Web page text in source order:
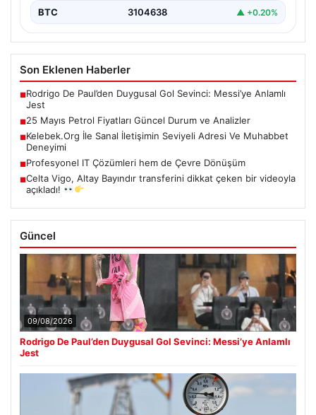
BTC 3104638 ▲ +0.20%
Son Eklenen Haberler
■Rodrigo De Paul’den Duygusal Gol Sevinci: Messi’ye Anlamlı
Jest
■25 Mayıs Petrol Fiyatları Güncel Durum ve Analizler
■Kelebek.Org İle Sanal İletişimin Seviyeli Adresi Ve Muhabbet
Deneyimi
■Profesyonel IT Çözümleri hem de Çevre Dönüşüm
■Celta Vigo, Altay Bayındır transferini dikkat çeken bir videoyla
açıkladı!
Güncel
09/08/2026
Rodrigo De Paul’den Duygusal Gol Sevinci: Messi’ye Anlamlı
Jest